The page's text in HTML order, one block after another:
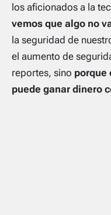
los aficionados a la
vemos que algo no
la seguridad de
el aumento de
reportes, sino porque
puede ganar dinero